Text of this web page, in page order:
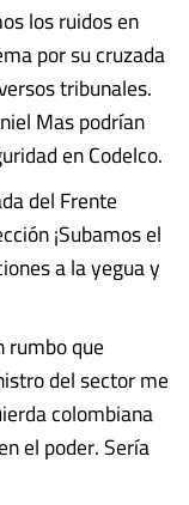
los ruidos en
por su cruzada
tribunales.
Mas podrían
en Codelco.
del Frente
¡Subamos el
a la yegua y
rumbo que
del sector me
colombiana
el poder. Sería